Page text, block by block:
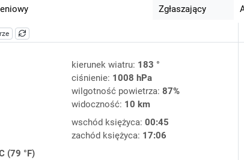
Zgłaszający
kierunek wiatru: 183 °
ciśnienie: 1008 hPa
wilgotność powietrza: 87%
widoczność: 10 km
wschód księżyca: 00:45
zachód księżyca: 17:06
(79 °F)